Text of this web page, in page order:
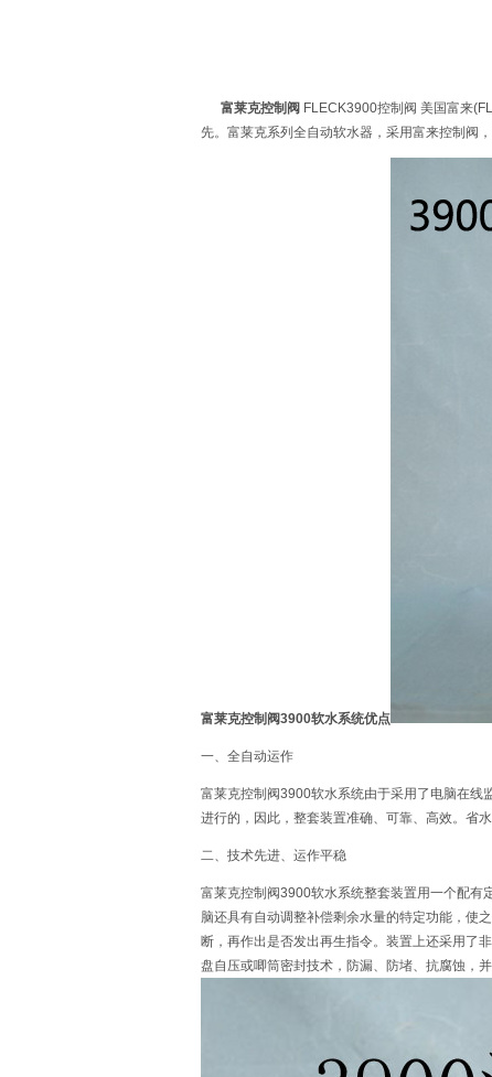
富莱克控制阀 FLECK3900控制阀 美国富来
先。富莱克系列全自动软水器，采用富来控制阀
富莱克控制阀3900软水系统优点
一、全自动运作
富莱克控制阀3900软水系统由于采用了电脑在线
进行的，因此，整套装置准确、可靠、高效。省
二、技术先进、运作平稳
富莱克控制阀3900软水系统整套装置用一个配有
脑还具有自动调整补偿剩余水量的特定功能，使
断，再作出是否发出再生指令。装置上还采用了
盘自压或唧筒密封技术，防漏、防堵、抗腐蚀，